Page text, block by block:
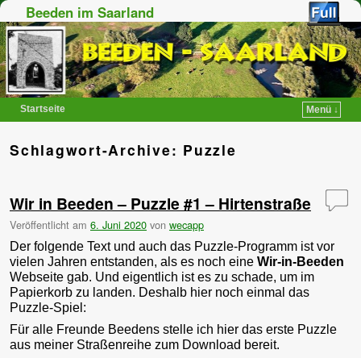
Beeden im Saarland
Startseite
Menü ↓
Schlagwort-Archive: Puzzle
Wir in Beeden – Puzzle #1 – Hirtenstraße
Veröffentlicht am 6. Juni 2020 von wecapp
Der folgende Text und auch das Puzzle-Programm ist vor
vielen Jahren entstanden, als es noch eine Wir-in-Beeden
Webseite gab. Und eigentlich ist es zu schade, um im
Papierkorb zu landen. Deshalb hier noch einmal das
Puzzle-Spiel:
Für alle Freunde Beedens stelle ich hier das erste Puzzle
aus meiner Straßenreihe zum Download bereit.